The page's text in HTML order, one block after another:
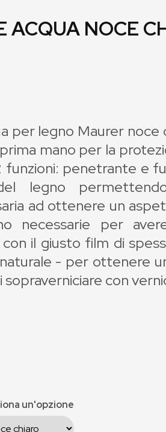
ACQUA NOCE
per legno Maurer noce
mano per la
funzioni: penetrante e
legno
ad ottenere un
necessarie per
il giusto film di
- per ottenere
sopraverniciare con
un'opzione